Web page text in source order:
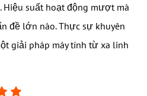
Hiệu suất hoạt động mượt mà
đề lớn nào. Thực sự khuyên
giải pháp máy tính từ xa linh